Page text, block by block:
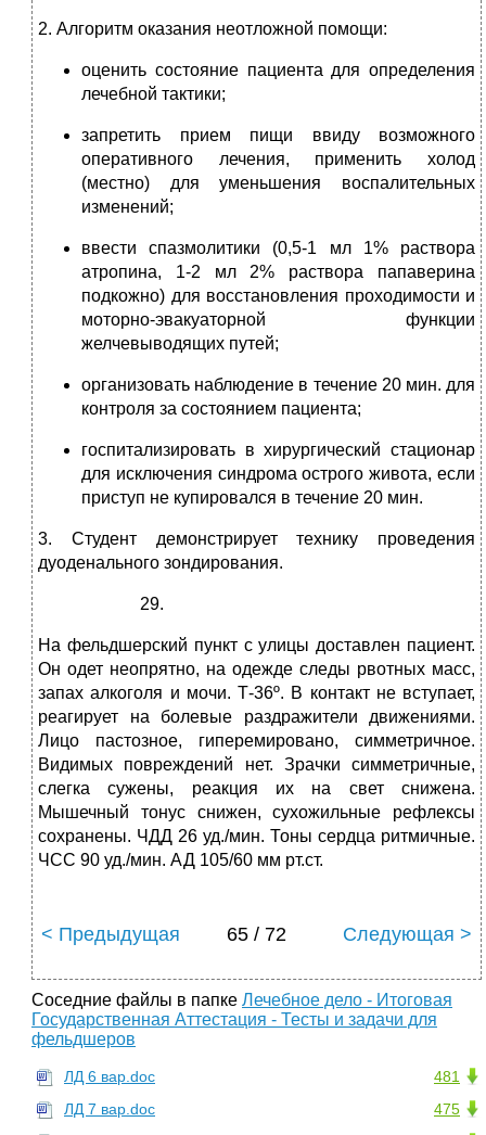
2. Алгоритм оказания неотложной помощи:
оценить состояние пациента для определения
лечебной тактики;
запретить прием пищи ввиду возможного
оперативного лечения, применить холод
(местно) для уменьшения воспалительных
изменений;
ввести спазмолитики (0,5-1 мл 1% раствора
атропина, 1-2 мл 2% раствора папаверина
подкожно) для восстановления проходимости и
моторно-эвакуаторной функции
желчевыводящих путей;
организовать наблюдение в течение 20 мин. для
контроля за состоянием пациента;
госпитализировать в хирургический стационар
для исключения синдрома острого живота, если
приступ не купировался в течение 20 мин.
3. Студент демонстрирует технику проведения
дуоденального зондирования.
На фельдшерский пункт с улицы доставлен пациент.
Он одет неопрятно, на одежде следы рвотных масс,
запах алкоголя и мочи. Т-36º. В контакт не вступает,
реагирует на болевые раздражители движениями.
Лицо пастозное, гиперемировано, симметричное.
Видимых повреждений нет. Зрачки симметричные,
слегка сужены, реакция их на свет снижена.
Мышечный тонус снижен, сухожильные рефлексы
сохранены. ЧДД 26 уд./мин. Тоны сердца ритмичные.
ЧСС 90 уд./мин. АД 105/60 мм рт.ст.
< Предыдущая 65 / 72 Следующая >
Соседние файлы в папке Лечебное дело - Итоговая
Государственная Аттестация - Тесты и задачи для
фельдшеров
481
ЛД 6 вар.doc
475
ЛД 7 вар.doc